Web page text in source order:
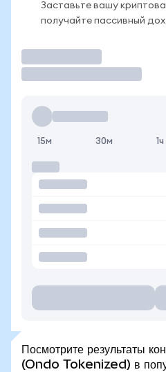
Заставьте вашу
получайте пассивный
15м 30м 1ч
Посмотрите результаты
(Ondo Tokenized) в